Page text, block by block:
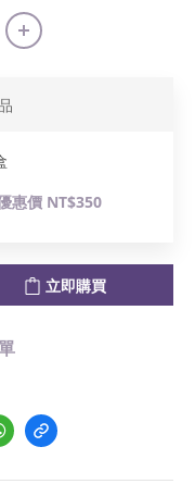
惠價 NT$350
立即購買